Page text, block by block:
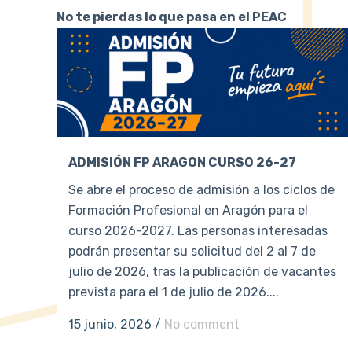
No te pierdas lo que pasa en el PEAC
ADMISIÓN FP ARAGON CURSO 26-27
Se abre el proceso de admisión a los ciclos de
Formación Profesional en Aragón para el
curso 2026-2027. Las personas interesadas
podrán presentar su solicitud del 2 al 7 de
julio de 2026, tras la publicación de vacantes
prevista para el 1 de julio de 2026....
15 junio, 2026 / No comment